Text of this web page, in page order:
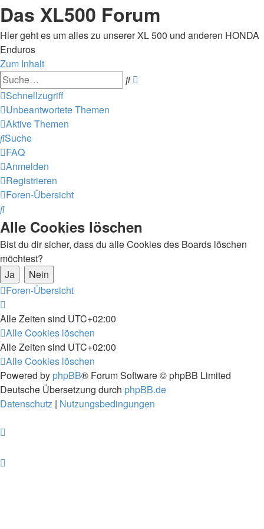
Das XL500 Forum
Hier geht es um alles zu unserer XL 500 und anderen HONDA
Enduros
Zum Inhalt
Suche
Schnellzugriff
Unbeantwortete Themen
Aktive Themen
Suche
FAQ
Anmelden
Registrieren
Foren-Übersicht
Suche
Alle Cookies löschen
Bist du dir sicher, dass du alle Cookies des Boards löschen
möchtest?
Foren-Übersicht
Alle Zeiten sind UTC+02:00
Alle Cookies löschen
Alle Zeiten sind UTC+02:00
Alle Cookies löschen
Powered by phpBB® Forum Software © phpBB Limited
Deutsche Übersetzung durch phpBB.de
Datenschutz | Nutzungsbedingungen